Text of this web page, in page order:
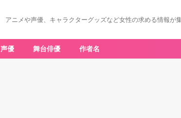
アニメや声優、キャラクターグッズなど女性の求める情報が
声優 舞台俳優 作者名